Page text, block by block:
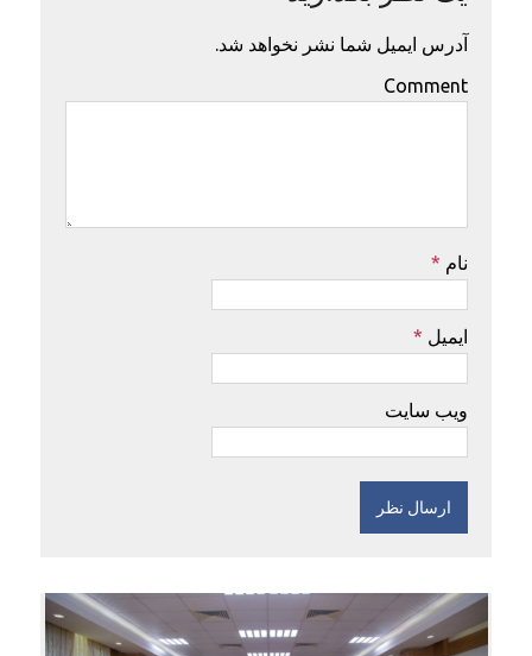
آدرس ایمیل شما نشر نخواهد شد.
Comment
نام *
ایمیل *
ویب سایت